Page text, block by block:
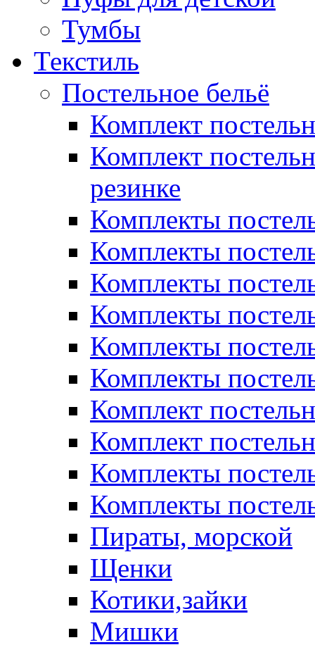
Тумбы
Текстиль
Постельное бельё
Комплект
Комплект
резинке
Комплекты
Комплекты
Комплекты
Комплекты
Комплекты
Комплекты
Комплект
Комплект
Комплекты
Комплекты
Пираты, морской
Щенки
Котики,зайки
Мишки